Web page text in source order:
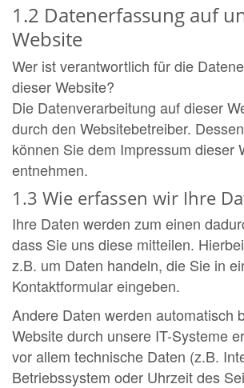
1.2 Datenerfassung auf
Website
Wer ist verantwortlich für die
dieser Website?
Die Datenverarbeitung auf dieser
durch den Websitebetreiber.
können Sie dem Impressum dieser
entnehmen.
1.3 Wie erfassen wir Ihre
Ihre Daten werden zum einen
dass Sie uns diese mitteilen.
z.B. um Daten handeln, die Sie in
Kontaktformular eingeben.
Andere Daten werden automatisch
Website durch unsere IT-Systeme
vor allem technische Daten (z.B.
Betriebssystem oder Uhrzeit des